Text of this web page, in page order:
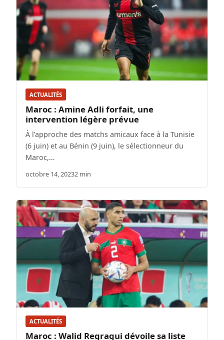
ACTUALITÉS
Maroc : Amine Adli forfait, une
intervention légère prévue
À l’approche des matchs amicaux face à la Tunisie
(6 juin) et au Bénin (9 juin), le sélectionneur du
Maroc,…
octobre 14, 20232 min
ACTUALITÉS
Maroc : Walid Regragui dévoile sa liste